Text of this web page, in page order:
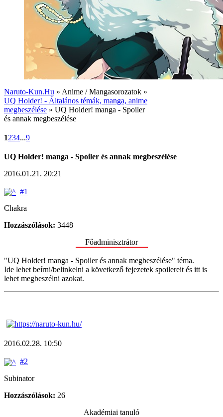
Naruto-Kun.Hu » Anime / Mangasorozatok »
UQ Holder! - Általános témák, manga, anime
megbeszélése » UQ Holder! manga - Spoiler
és annak megbeszélése
1234...9
UQ Holder! manga - Spoiler és annak megbeszélése
2016.01.21. 20:21
#1
Chakra
Hozzászólások: 3448
Főadminisztrátor
"UQ Holder! manga - Spoiler és annak megbeszélése" téma.
Ide lehet beírni/belinkelni a következő fejezetek spoilereit és itt is
lehet megbeszélni azokat.
2016.02.28. 10:50
#2
Subinator
Hozzászólások: 26
Akadémiai tanuló